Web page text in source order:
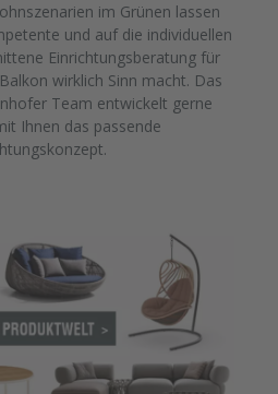
im Grünen lassen
und auf die individuellen
Einrichtungsberatung für
wirklich Sinn macht. Das
Team entwickelt gerne
Ihnen das passende